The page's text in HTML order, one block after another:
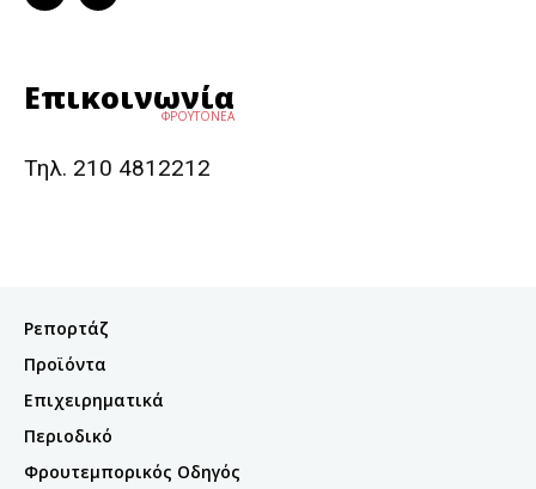
Επικοινωνία
ΦΡΟΥΤΟΝΕΑ
Τηλ. 210 4812212
Ρεπορτάζ
Προϊόντα
Επιχειρηματικά
Περιοδικό
Φρουτεμπορικός Οδηγός